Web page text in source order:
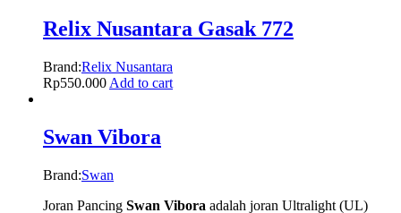
Relix Nusantara Gasak 772
Brand:Relix Nusantara
Rp550.000 Add to cart
Swan Vibora
Brand:Swan
Joran Pancing Swan Vibora adalah joran Ultralight (UL)